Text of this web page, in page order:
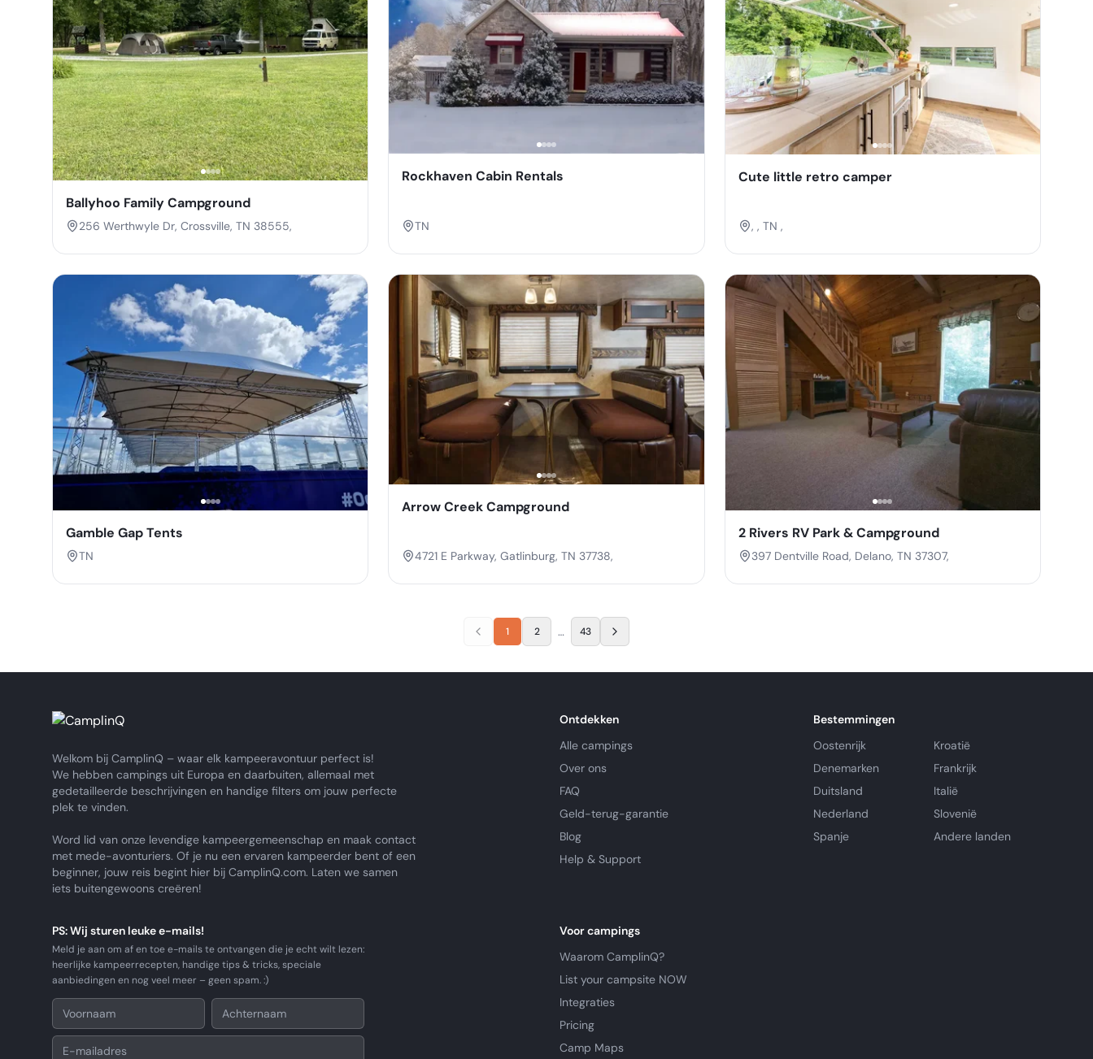
Ballyhoo Family Campground
256 Werthwyle Dr, Crossville, TN 38555,
Rockhaven Cabin Rentals
TN
Cute little retro camper
, , TN ,
Gamble Gap Tents
TN
Arrow Creek Campground
4721 E Parkway, Gatlinburg, TN 37738,
2 Rivers RV Park & Campground
397 Dentville Road, Delano, TN 37307,
1 2 … 43
Welkom bij CamplinQ – waar elk kampeeravontuur perfect is!
We hebben campings uit Europa en daarbuiten, allemaal met
gedetailleerde beschrijvingen en handige filters om jouw perfecte
plek te vinden.
Word lid van onze levendige kampeergemeenschap en maak contact
met mede-avonturiers. Of je nu een ervaren kampeerder bent of een
beginner, jouw reis begint hier bij CamplinQ.com. Laten we samen
iets buitengewoons creëren!
Ontdekken
Alle campings
Over ons
FAQ
Geld-terug-garantie
Blog
Help & Support
Bestemmingen
Oostenrijk
Kroatië
Denemarken
Frankrijk
Duitsland
Italië
Nederland
Slovenië
Spanje
Andere landen
PS: Wij sturen leuke e-mails!
Meld je aan om af en toe e-mails te ontvangen die je echt wilt lezen:
heerlijke kampeerrecepten, handige tips & tricks, speciale
aanbiedingen en nog veel meer – geen spam. :)
Voor campings
Waarom CamplinQ?
List your campsite NOW
Integraties
Pricing
Camp Maps